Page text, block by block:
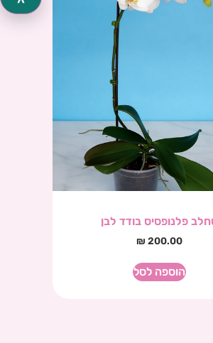
פלנופסיס בודד לבן
₪ 200.00
הוספה לסל